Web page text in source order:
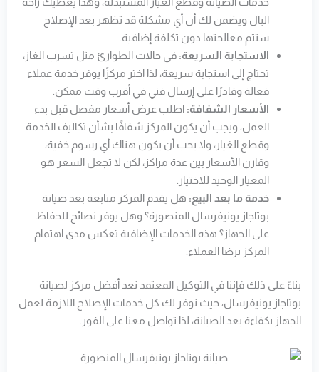
البال ويضمن لك أن أي مشكلة قد تظهر بعد الإصلاح
ستتم معالجتها دون تكلفة إضافية.
الاستجابة السريعة: في حالات الطوارئ مثل تسرب الغاز،
تحتاج إلى استجابة سريعة، لذا اختر مركزًا يوفر خدمة عملاء
فعالة وقادرًا على إرسال فني في أقرب وقت ممكن.
الأسعار الشفافة: اطلب عرض أسعار مفصل قبل بدء
العمل، ويجب أن يكون المركز شفافًا بشأن تكاليف الخدمة
وقطع الغيار، ولا يجب أن يكون هناك أي رسوم خفية،
وقارن الأسعار بين عدة مراكز، لكن لا تجعل السعر هو
المعيار الوحيد للاختيار.
خدمة ما بعد البيع: هل يقدم المركز متابعة بعد صيانة
بوتاجاز يونيفرسال المنصورة؟ وهل يوفر نصائح للحفاظ
على الجهاز؟ هذه الخدمات الإضافية تعكس مدى اهتمام
المركز برضا العملاء.
بناءً على ذلك فإننا في التوكيل المعتمد نعد أفضل مركز لصيانة
بوتاجاز يونيفرسال، حيث نوفر لك كل خدمات الإصلاح اللازمة لعمل
الجهاز بكفاءة بعد الصيانة، لذا تواصل معنا على الفور.